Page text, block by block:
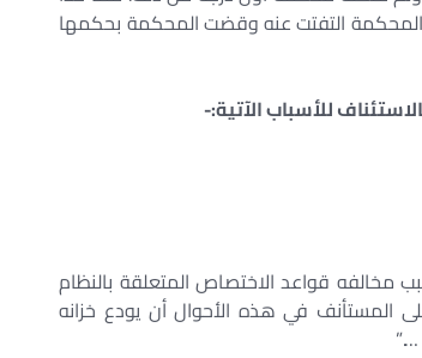
المحكمة التفتت عنه وقضت المحكمة بحكمها
للأسباب الآتية:-
مخالفه قواعد الاختصاص المتعلقة بالنظام
المستأنف في هذه الأحوال أن يودع خزانه